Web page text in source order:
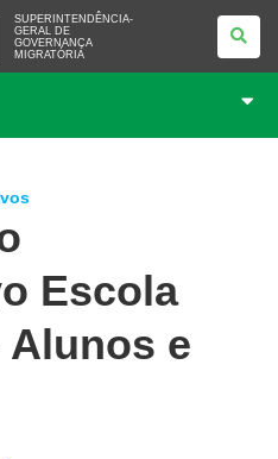
SUPERINTENDÊNCIA-
GERAL DE
GOVERNANÇA
MIGRATÓRIA
Escola
Alunos e